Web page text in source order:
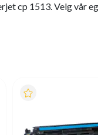
cp 1513. Velg vår